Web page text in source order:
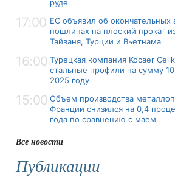
руде
17:00 ЕС объявил об окончательных
пошлинах на плоский прокат
Тайваня, Турции и Вьетнама
16:00 Турецкая компания Kocaer
стальные профили на сумму
2025 году
15:00 Объем производства
Франции снизился на 0,4
года по сравнению с маем
Все новости
Публикации